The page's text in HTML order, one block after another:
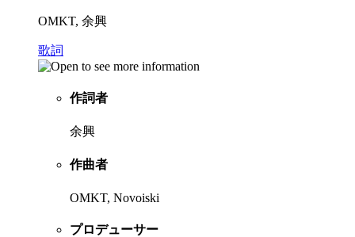
OMKT, 余興
歌詞
作詞者
余興
作曲者
OMKT, Novoiski
プロデューサー